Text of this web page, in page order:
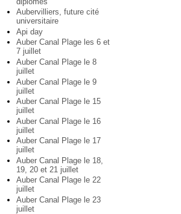
Aubervilliers, future cité
universitaire
Api day
Auber Canal Plage les 6 et
7 juillet
Auber Canal Plage le 8
juillet
Auber Canal Plage le 9
juillet
Auber Canal Plage le 15
juillet
Auber Canal Plage le 16
juillet
Auber Canal Plage le 17
juillet
Auber Canal Plage le 18,
19, 20 et 21 juillet
Auber Canal Plage le 22
juillet
Auber Canal Plage le 23
juillet